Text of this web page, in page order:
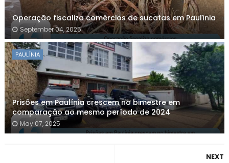
Operação fiscaliza comércios de sucatas em Paulínia
September 04, 2025
PAULÍNIA
Prisões em Paulínia crescem no bimestre em
comparação ao mesmo período de 2024
May 07, 2025
NEXT